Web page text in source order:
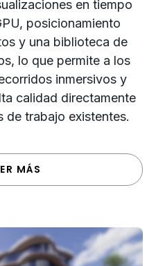
en tiempo
posicionamiento
y una biblioteca de
lo que permite a los
inmersivos y
calidad directamente
de trabajo existentes.
MÁS